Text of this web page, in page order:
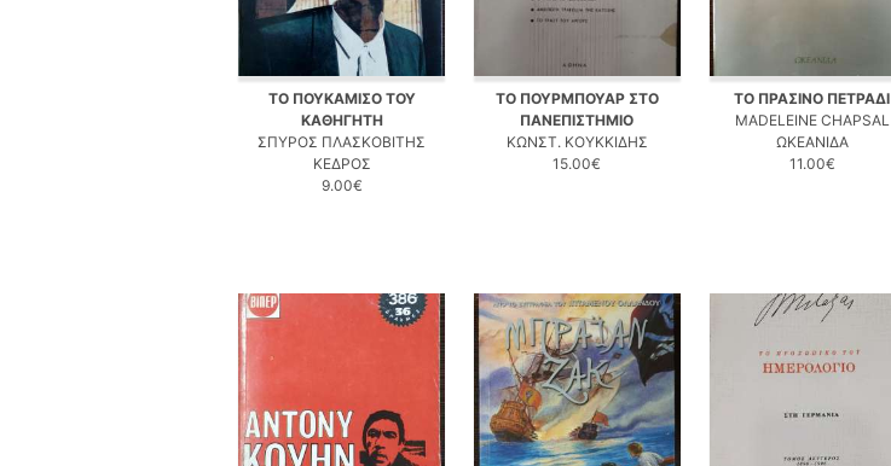
ΤΟ ΠΟΥΚΑΜΙΣΟ ΤΟΥ
ΚΑΘΗΓΗΤΗ
ΣΠΥΡΟΣ ΠΛΑΣΚΟΒΙΤΗΣ
ΚΕΔΡΟΣ
9.00€
ΤΟ ΠΟΥΡΜΠΟΥΑΡ ΣΤΟ
ΠΑΝΕΠΙΣΤΗΜΙΟ
ΚΩΝΣΤ. ΚΟΥΚΚΙΔΗΣ
15.00€
ΤΟ ΠΡΑΣΙΝΟ ΠΕΤΡΑΔΙ
MADELEINE CHAPSAL
ΩΚΕΑΝΙΔΑ
11.00€